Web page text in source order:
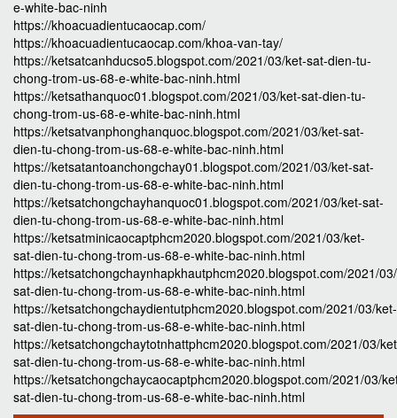
e-white-bac-ninh
https://khoacuadientucaocap.com/
https://khoacuadientucaocap.com/khoa-van-tay/
https://ketsatcanhducso5.blogspot.com/2021/03/ket-sat-dien-tu-
chong-trom-us-68-e-white-bac-ninh.html
https://ketsathanquoc01.blogspot.com/2021/03/ket-sat-dien-tu-
chong-trom-us-68-e-white-bac-ninh.html
https://ketsatvanphonghanquoc.blogspot.com/2021/03/ket-sat-
dien-tu-chong-trom-us-68-e-white-bac-ninh.html
https://ketsatantoanchongchay01.blogspot.com/2021/03/ket-sat-
dien-tu-chong-trom-us-68-e-white-bac-ninh.html
https://ketsatchongchayhanquoc01.blogspot.com/2021/03/ket-sat-
dien-tu-chong-trom-us-68-e-white-bac-ninh.html
https://ketsatminicaocaptphcm2020.blogspot.com/2021/03/ket-
sat-dien-tu-chong-trom-us-68-e-white-bac-ninh.html
https://ketsatchongchaynhapkhautphcm2020.blogspot.com/2021/
sat-dien-tu-chong-trom-us-68-e-white-bac-ninh.html
https://ketsatchongchaydientutphcm2020.blogspot.com/2021/03/ket-
sat-dien-tu-chong-trom-us-68-e-white-bac-ninh.html
https://ketsatchongchaytotnhattphcm2020.blogspot.com/2021/03/
sat-dien-tu-chong-trom-us-68-e-white-bac-ninh.html
https://ketsatchongchaycaocaptphcm2020.blogspot.com/2021/03/
sat-dien-tu-chong-trom-us-68-e-white-bac-ninh.html